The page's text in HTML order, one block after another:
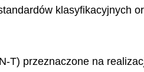
klasyfikacyjnych
T) przeznaczone na